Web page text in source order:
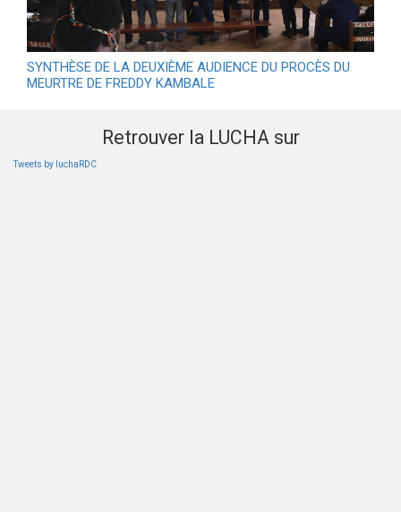
SYNTHÈSE DE LA DEUXIÈME AUDIENCE DU PROCÈS DU
MEURTRE DE FREDDY KAMBALE
Retrouver la LUCHA sur
Tweets by luchaRDC